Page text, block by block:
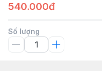
540.000đ
Số lượng